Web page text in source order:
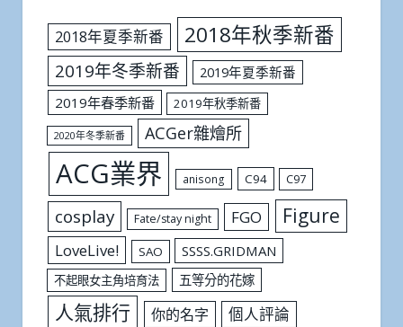
2018年夏季新番 2018年秋季新番
2019年冬季新番
2019年夏季新番
2019年春季新番
2019年秋季新番
2020年冬季新番 ACGer雜燴所
ACG業界 anisong C94 C97
cosplay Fate/stay night FGO Figure
LoveLive! SAO SSSS.GRIDMAN
不起眼女主角培育法 五等分的花嫁
人氣排行 你的名字 個人評論